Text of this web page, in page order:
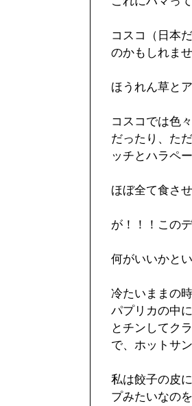
コスコ（日本
のかもしれま
ほうれん草と
コスコでは色
だったり、た
ッチとハラペ
ほぼ全て食さ
が！！！この
何がいいかと
冷たいままの
パプリカの中
とチンしてク
で、ホットサ
私は餃子の皮
プみたいなの